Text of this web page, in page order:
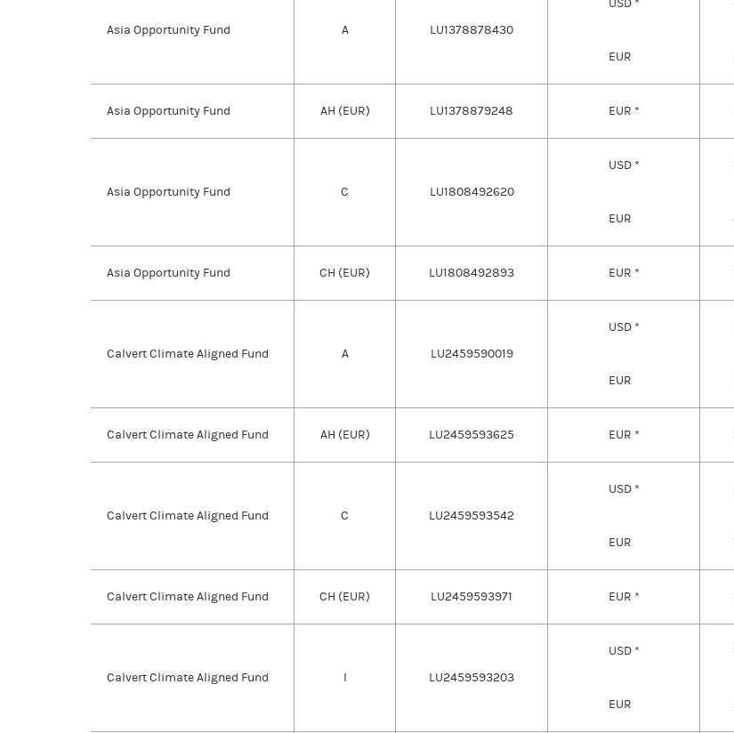
Asia Opportunity Fund A LU1378878430
USD *
EUR
Asia Opportunity Fund AH (EUR) LU1378879248 EUR *
Asia Opportunity Fund C LU1808492620
USD *
EUR
Asia Opportunity Fund CH (EUR) LU1808492893 EUR *
Calvert Climate Aligned Fund A LU2459590019
USD *
EUR
Calvert Climate Aligned Fund AH (EUR) LU2459593625 EUR *
Calvert Climate Aligned Fund C LU2459593542
USD *
EUR
Calvert Climate Aligned Fund CH (EUR) LU2459593971 EUR *
Calvert Climate Aligned Fund I LU2459593203
USD *
EUR